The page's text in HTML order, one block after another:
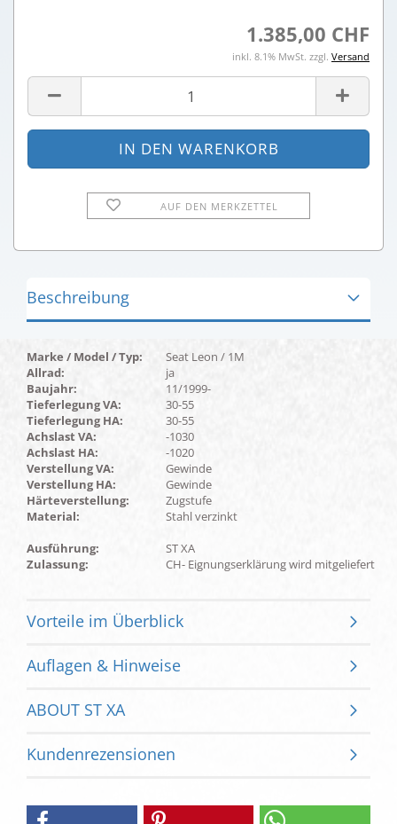
1.385,00 CHF
inkl. 8.1% MwSt. zzgl. Versand
AUF DEN MERKZETTEL
Beschreibung
Marke / Model / Typ:
Seat Leon / 1M
Allrad:
ja
Baujahr:
11/1999-
Tieferlegung VA:
30-55
Tieferlegung HA:
30-55
Achslast VA:
-1030
Achslast HA:
-1020
Verstellung VA:
Gewinde
Verstellung HA:
Gewinde
Härteverstellung:
Zugstufe
Material:
Stahl verzinkt
Ausführung:
ST XA
Zulassung:
CH- Eignungserklärung wird mitgeliefert
Vorteile im Überblick
Auflagen & Hinweise
ABOUT ST XA
Kundenrezensionen